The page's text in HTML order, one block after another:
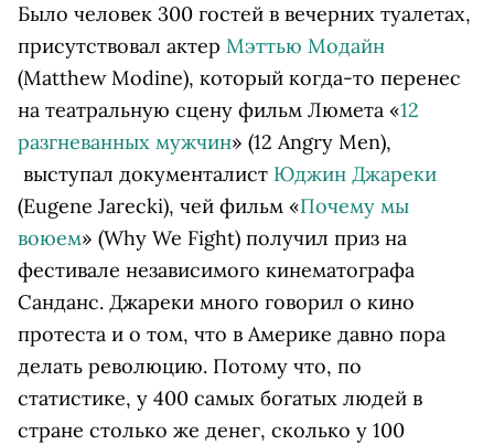
Было человек 300 гостей в вечерних туалетах,
присутствовал актер Мэттью Модайн
(Matthew Modine), который когда-то перенес
на театральную сцену фильм Люмета «12
разгневанных мужчин» (12 Angry Men),
выступал документалист Юджин Джареки
(Eugene Jarecki), чей фильм «Почему мы
воюем» (Why We Fight) получил приз на
фестивале независимого кинематографа
Санданс. Джареки много говорил о кино
протеста и о том, что в Америке давно пора
делать революцию. Потому что, по
статистике, у 400 самых богатых людей в
стране столько же денег, сколько у 100